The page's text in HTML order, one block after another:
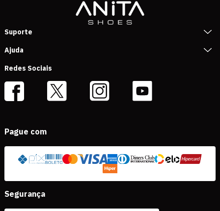
Suporte
Ajuda
Redes Sociais
Pague com
Segurança